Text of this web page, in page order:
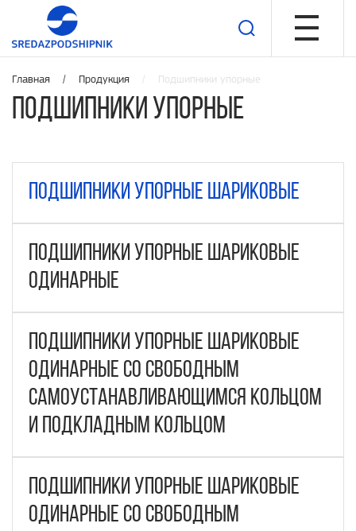
Главная / Продукция / Подшипники упорные
Подшипники упорные
Подшипники упорные шариковые
Подшипники упорные шариковые
одинарные
Подшипники упорные шариковые
одинарные со свободным
самоустанавливающимся кольцом
и подкладным кольцом
Подшипники упорные шариковые
одинарные со свободным